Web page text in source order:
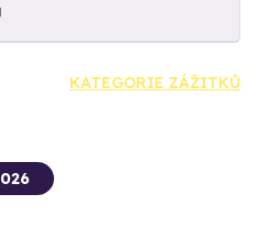
KATEGORIE ZÁŽITKŮ